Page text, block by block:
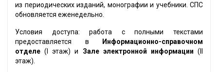
из периодических изданий, монографии и учебники. СПС
обновляется еженедельно.
Условия доступа: работа с полными текстами
предоставляется в
Информационно-справочном
отделе (I этаж) и Зале электронной информации (II
этаж).